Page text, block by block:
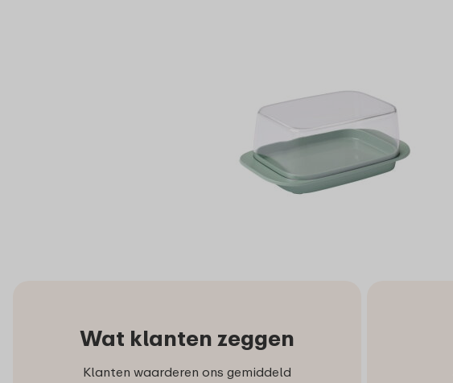
Wat klanten zeggen
Klanten waarderen ons gemiddeld